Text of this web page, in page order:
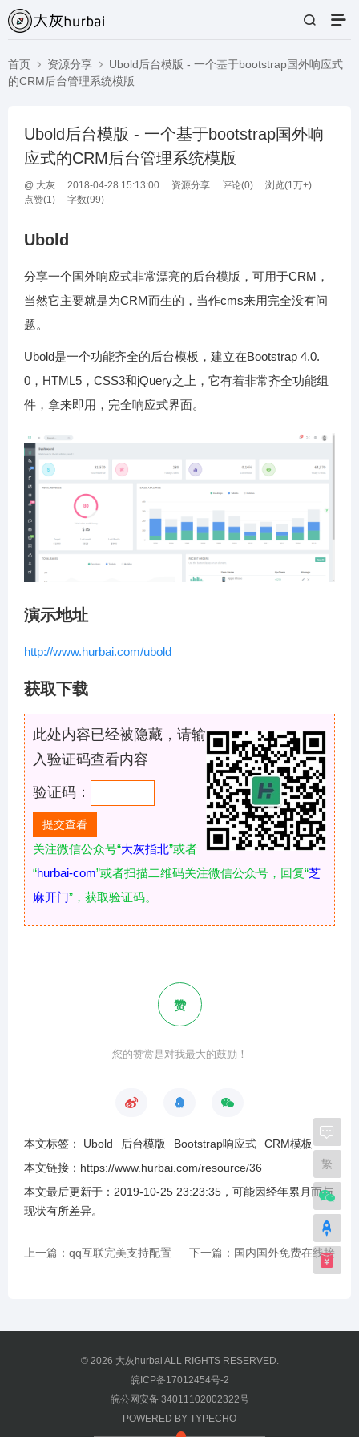
首页 资源分享
Ubold后台模版 - 一个基于bootstrap国外响应式
的CRM后台管理系统模版
Ubold后台模版 - 一个基于bootstrap国外响
应式的CRM后台管理系统模版
@ 大灰 2018-04-28 15:13:00 资源分享 评论(0)
浏览(1万+)
点赞(1) 字数(99)
Ubold
分享一个国外响应式非常漂亮的后台模版，可用于CRM，
当然它主要就是为CRM而生的，当作cms来用完全没有问
题。
Ubold是一个功能齐全的后台模板，建立在Bootstrap 4.0.
0，HTML5，CSS3和jQuery之上，它有着非常齐全功能组
件，拿来即用，完全响应式界面。
演示地址
http://www.hurbai.com/ubold
获取下载
此处内容已经被隐藏，请输
入验证码查看内容
验证码：
关注微信公众号“大灰指北”或者
“hurbai-com”或者扫描二维码关注微信公众号，回复“芝
麻开门”，获取验证码。
赞
您的赞赏是对我最大的鼓励！
本文标签： Ubold 后台模版 Bootstrap响应式
CRM模板
本文链接： https://www.hurbai.com/resource/36
本文最后更新于： 2019-10-25 23:23:35 ，可能因经年累月而与
现状有所差异。
上一篇：qq互联完美支持配置 下一篇：国内国外免费在线接
© 2026 大灰hurbai ALL RIGHTS RESERVED.
皖ICP备17012454号-2
皖公网安备 34011102002322号
POWERED BY TYPECHO
繁